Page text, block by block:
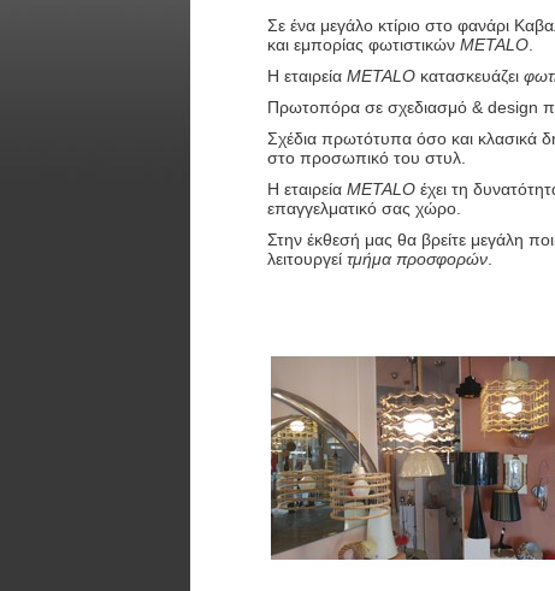
Σε ένα μεγάλο κτίριο στο φανάρι
και εμπορίας φωτιστικών ΜΕΤΑLO
Η εταιρεία METALO κατασκευάζει
Πρωτοπόρα σε σχεδιασμό & design
Σχέδια πρωτότυπα όσο και κλασικά
στο προσωπικό του στυλ.
Η εταιρεία ΜETALO έχει τη
επαγγελματικό σας χώρο.
Στην έκθεσή μας θα βρείτε μεγάλη
λειτουργεί τμήμα προσφορών